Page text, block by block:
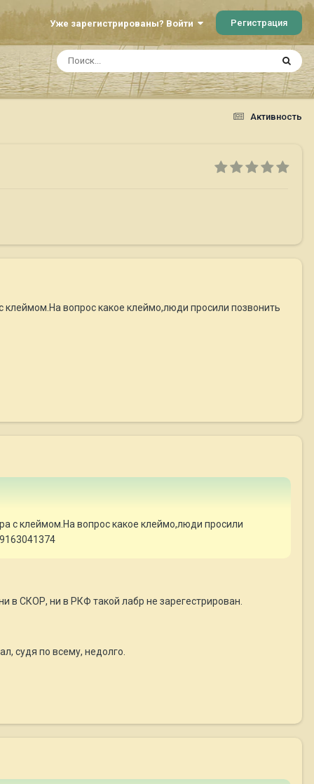
Уже зарегистрированы? Войти Регистрация
Активность
вопрос какое клеймо,люди просили позвонить
с клеймом.На вопрос какое клеймо,люди просили
в СКОР, ни в РКФ такой лабр не зарегестрирован.
судя по всему, недолго.